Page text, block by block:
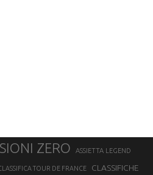
ZERO ASSIETTA LEGEND
TOUR DE FRANCE CLASSIFICHE